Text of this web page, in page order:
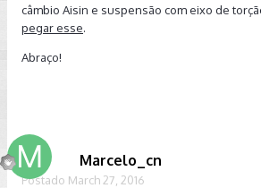
câmbio Aisin e suspensão com eixo de
pegar esse.
Abraço!
Marcelo_cn
Postado March 27, 2016